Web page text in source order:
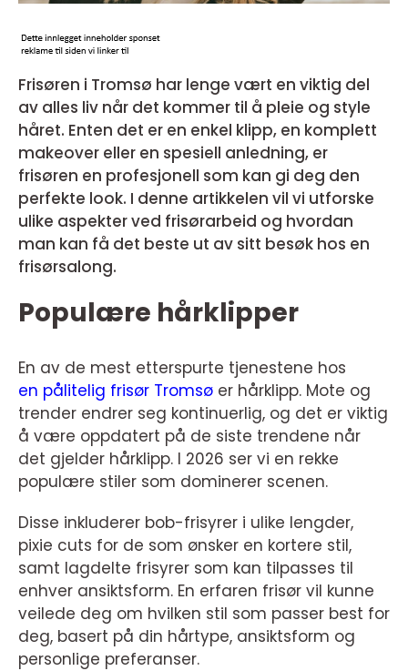
Frisøren i Tromsø har lenge vært en viktig del
av alles liv når det kommer til å pleie og style
håret. Enten det er en enkel klipp, en komplett
makeover eller en spesiell anledning, er
frisøren en profesjonell som kan gi deg den
perfekte look. I denne artikkelen vil vi utforske
ulike aspekter ved frisørarbeid og hvordan
man kan få det beste ut av sitt besøk hos en
frisørsalong.
Populære hårklipper
En av de mest etterspurte tjenestene hos
en pålitelig frisør Tromsø er hårklipp. Mote og
trender endrer seg kontinuerlig, og det er viktig
å være oppdatert på de siste trendene når
det gjelder hårklipp. I 2026 ser vi en rekke
populære stiler som dominerer scenen.
Disse inkluderer bob-frisyrer i ulike lengder,
pixie cuts for de som ønsker en kortere stil,
samt lagdelte frisyrer som kan tilpasses til
enhver ansiktsform. En erfaren frisør vil kunne
veilede deg om hvilken stil som passer best for
deg, basert på din hårtype, ansiktsform og
personlige preferanser.